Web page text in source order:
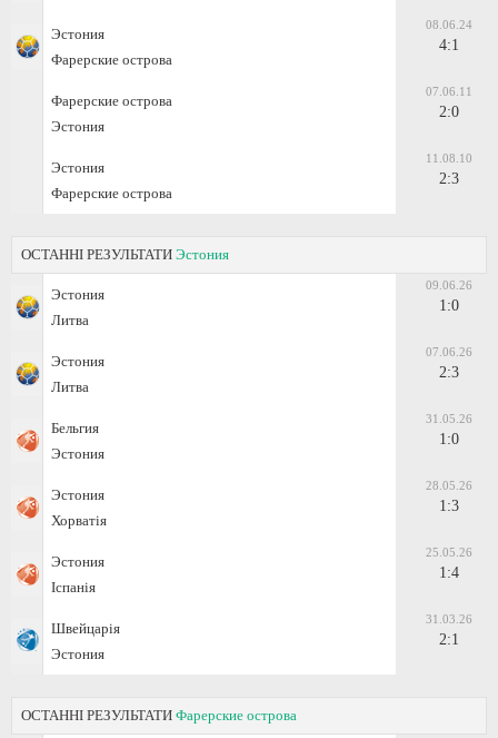
Эстония
Фарерские острова
08.06.24
4:1
Фарерские острова
Эстония
07.06.11
2:0
Эстония
Фарерские острова
11.08.10
2:3
ОСТАННІ РЕЗУЛЬТАТИ Эстония
Эстония
Литва
09.06.26
1:0
Эстония
Литва
07.06.26
2:3
Бельгия
Эстония
31.05.26
1:0
Эстония
Хорватія
28.05.26
1:3
Эстония
Іспанія
25.05.26
1:4
Швейцарія
Эстония
31.03.26
2:1
ОСТАННІ РЕЗУЛЬТАТИ Фарерские острова